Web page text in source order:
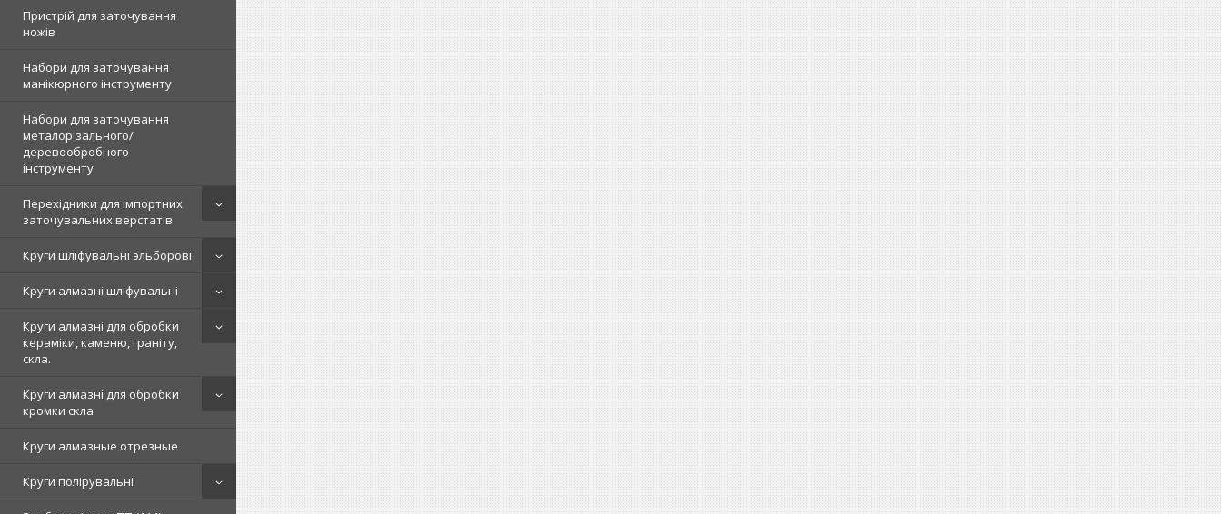
Пристрій для заточування
ножів
Набори для заточування
манікюрного інструменту
Набори для заточування
металорізального/
деревообробного
інструменту
Перехідники для імпортних
заточувальних верстатів
Круги шліфувальні эльборові
Круги алмазні шліфувальні
Круги алмазні для обробки
кераміки, каменю, граніту,
скла.
Круги алмазні для обробки
кромки скла
Круги алмазные отрезные
Круги полірувальні